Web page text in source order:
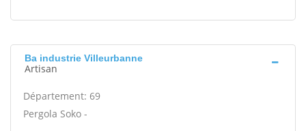
Ba industrie Villeurbanne
Artisan
Département: 69
Pergola Soko -